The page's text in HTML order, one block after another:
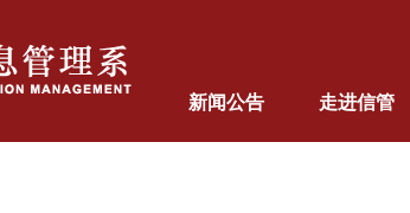
新闻公告 走进信管